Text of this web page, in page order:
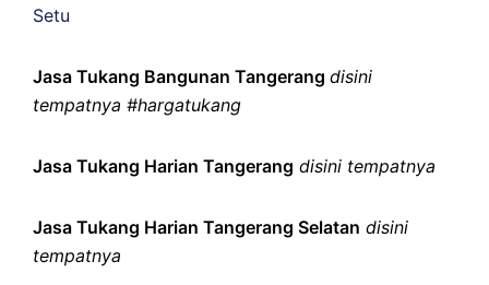
Setu
Jasa Tukang Bangunan Tangerang disini
tempatnya #hargatukang
Jasa Tukang Harian Tangerang disini tempatnya
Jasa Tukang Harian Tangerang Selatan disini
tempatnya